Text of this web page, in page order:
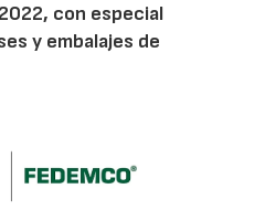
con especial
y embalajes de